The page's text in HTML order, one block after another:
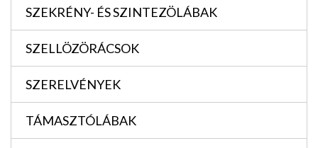
SZEKRÉNY- ÉS SZINTEZÖLÁBAK
SZELLÖZÖRÁCSOK
SZERELVÉNYEK
TÁMASZTÓLÁBAK